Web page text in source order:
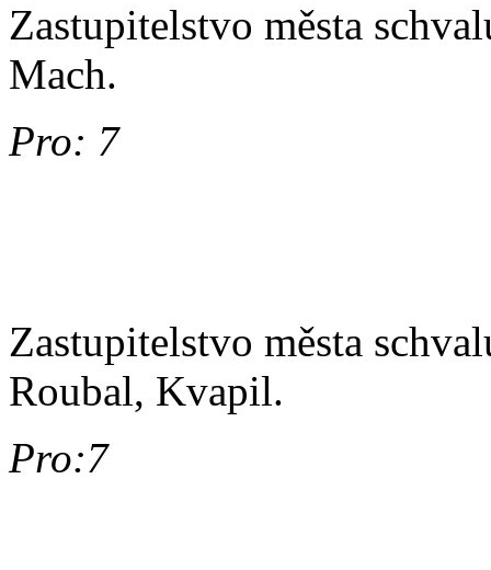
Zastupitelstvo města
Mach.
Pro: 7
Zastupitelstvo města
Roubal, Kvapil.
Pro:7